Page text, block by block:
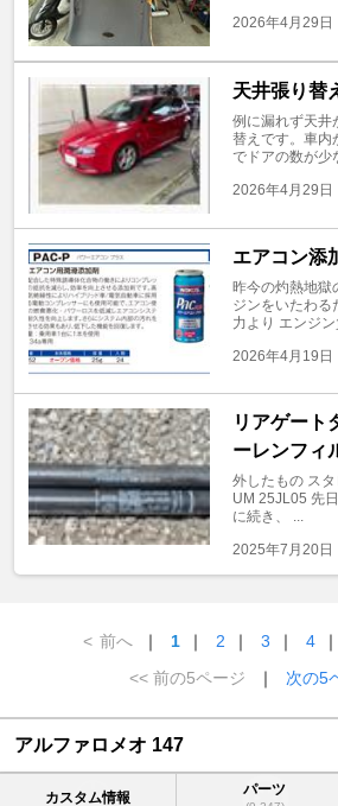
2026年4月29日
天井張り替
例に漏れず天井
替えです。車内
でドアの数が少
2026年4月29日
エアコン添
昨今の灼熱地獄
ジンをいたわる
力より エンジン
2026年4月19日
リアゲート
ーレンフィ
外したもの ス
UM 25JL05 先
に続き、 ...
2025年7月20日
< 前へ ｜ 1 ｜ 2 ｜ 3 ｜ 4 ｜
<< 前の5ページ
｜ 次の5
アルファロメオ 147
カスタム情報 パーツ